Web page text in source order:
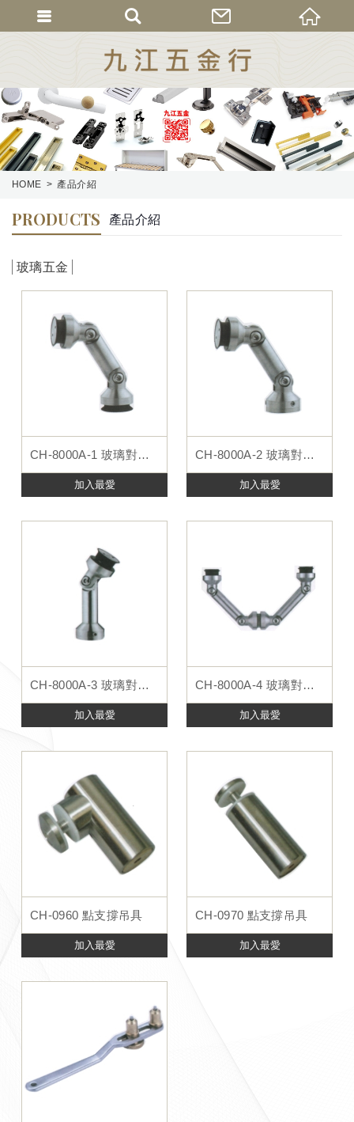
HOME 產品介紹
PRODUCTS 產品介紹
玻璃五金
CH-8000A-1 玻璃對玻璃
加入最愛
CH-8000A-2 玻璃對牆面
加入最愛
CH-8000A-3 玻璃對地面
加入最愛
CH-8000A-4 玻璃對玻璃三點式接件
加入最愛
CH-0960 點支撐吊具
加入最愛
CH-0970 點支撐吊具
加入最愛